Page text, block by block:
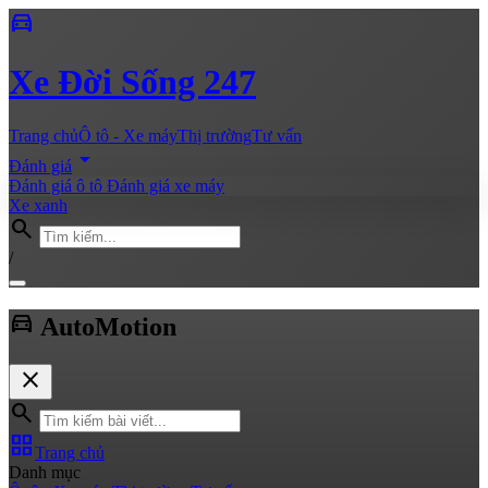
directions_car
Xe Đời Sống 247
Trang chủÔ tô - Xe máyThị trườngTư vấn
Đánh giá arrow_drop_down
Đánh giá ô tô Đánh giá xe máy
Xe xanh
search
/
directions_car AutoMotion
close
search
grid_viewTrang chủ
Danh mục